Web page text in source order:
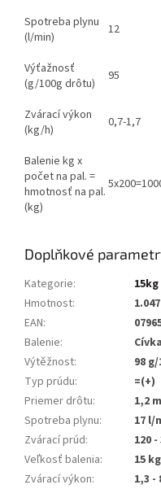
Spotreba plynu
(l/min)
12
Výťažnosť
(g/100g drôtu)
95
Zvárací výkon
(kg/h)
0,7-1,7
Balenie kg x
počet na pal. =
hmotnosť na pal.
(kg)
Doplňkové
Kategorie:
Hmotnost:
EAN:
Balenie:
Výtěžnost:
98
Typ prúdu:
=(+)
Priemer drôtu:
1,2
Spotreba plynu:
17 l/
Zvárací prúd:
120 -
Veľkosť balenia:
15 kg
Zvárací výkon:
1,3 -